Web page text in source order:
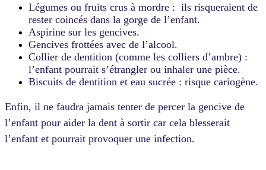
Légumes ou fruits crus à mordre : ils risqueraient de
rester coincés dans la gorge de l’enfant.
Aspirine sur les gencives.
Gencives frottées avec de l’alcool.
Collier de dentition (comme les colliers d’ambre) :
l’enfant pourrait s’étrangler ou inhaler une pièce.
Biscuits de dentition et eau sucrée : risque cariogène.
Enfin, il ne faudra jamais tenter de percer la gencive de
l’enfant pour aider la dent à sortir car cela blesserait
l’enfant et pourrait provoquer une infection.